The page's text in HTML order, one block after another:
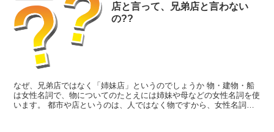
店と言って、兄弟店と言わない
の??
なぜ、兄弟店ではなく「姉妹店」というのでしょうか 物・建物・船
は女性名詞で、物についてのたとえには姉妹や母などの女性名詞を使
います。 都市や店というのは、人ではなく物ですから、女性名詞を